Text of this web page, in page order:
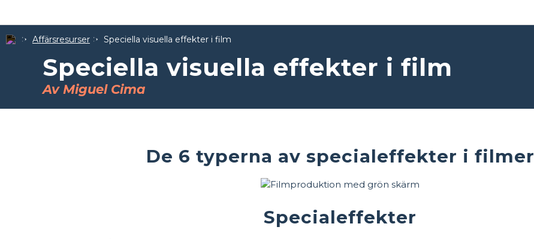
Affärsresurser Speciella visuella effekter i film
Speciella visuella effekter i film
Av Miguel Cima
De 6 typerna av specialeffekter i filmer
Specialeffekter